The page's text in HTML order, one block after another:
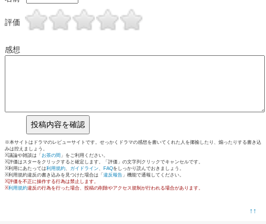
評価
感想
※本サイトはドラマのレビューサイトです。せっかくドラマの感想を書いてくれた人を揶揄したり、煽ったりする書き込
みは控えましょう。
※議論や雑談は「 お茶の間 」をご利用ください。
※評価はスターをクリックすると確定します。「評価」の文字列クリックでキャンセルです。
※利用にあたっては利用規約、 ガイドライン、 FAQをしっかり読んでおきましょう。
※利用規約違反の書き込みを見つけた場合は「 違反報告 」機能で通報してください。
※評価を不正に操作する行為は禁止します。
※利用規約違反の行為を行った場合、投稿の削除やアクセス規制が行われる場合があります。
↑↑